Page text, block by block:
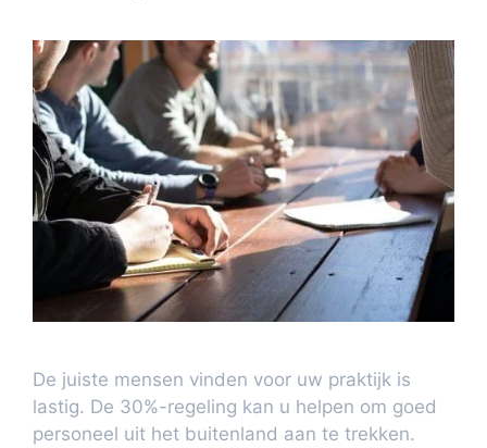
De juiste mensen vinden voor uw praktijk is
lastig. De 30%-regeling kan u helpen om goed
personeel uit het buitenland aan te trekken.